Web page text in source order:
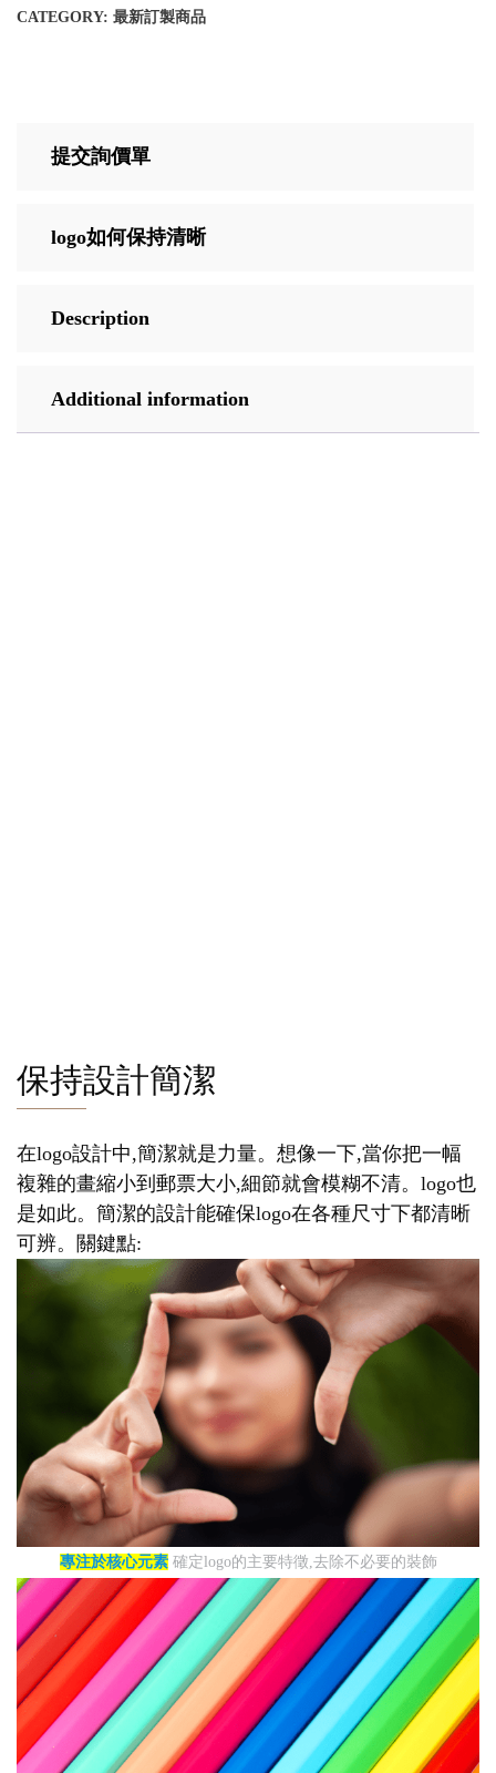
CATEGORY: 最新訂製商品
提交詢價單
logo如何保持清晰
Description
Additional information
保持設計簡潔
在logo設計中,簡潔就是力量。想像一下,當你把一幅
複雜的畫縮小到郵票大小,細節就會模糊不清。logo也
是如此。簡潔的設計能確保logo在各種尺寸下都清晰
可辨。關鍵點:
專注於核心元素確定logo的主要特徵,去除不必要的裝飾